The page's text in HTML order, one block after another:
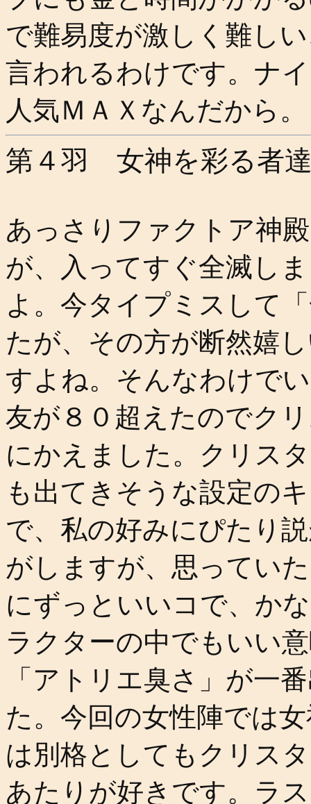
で難易度が激しく難し
言われるわけです。ナ
人気ＭＡＸなんだから。
第４羽 女神を彩る者
あっさりファクトア神
が、入ってすぐ全滅し
よ。今タイプミスして
たが、その方が断然嬉
すよね。そんなわけで
友が８０超えたのでク
にかえました。クリス
も出てきそうな設定の
で、私の好みにぴたり
がしますが、思ってい
にずっといいコで、か
ラクターの中でもいい
「アトリエ臭さ」が一
た。今回の女性陣では
は別格としてもクリス
あたりが好きです。ラ